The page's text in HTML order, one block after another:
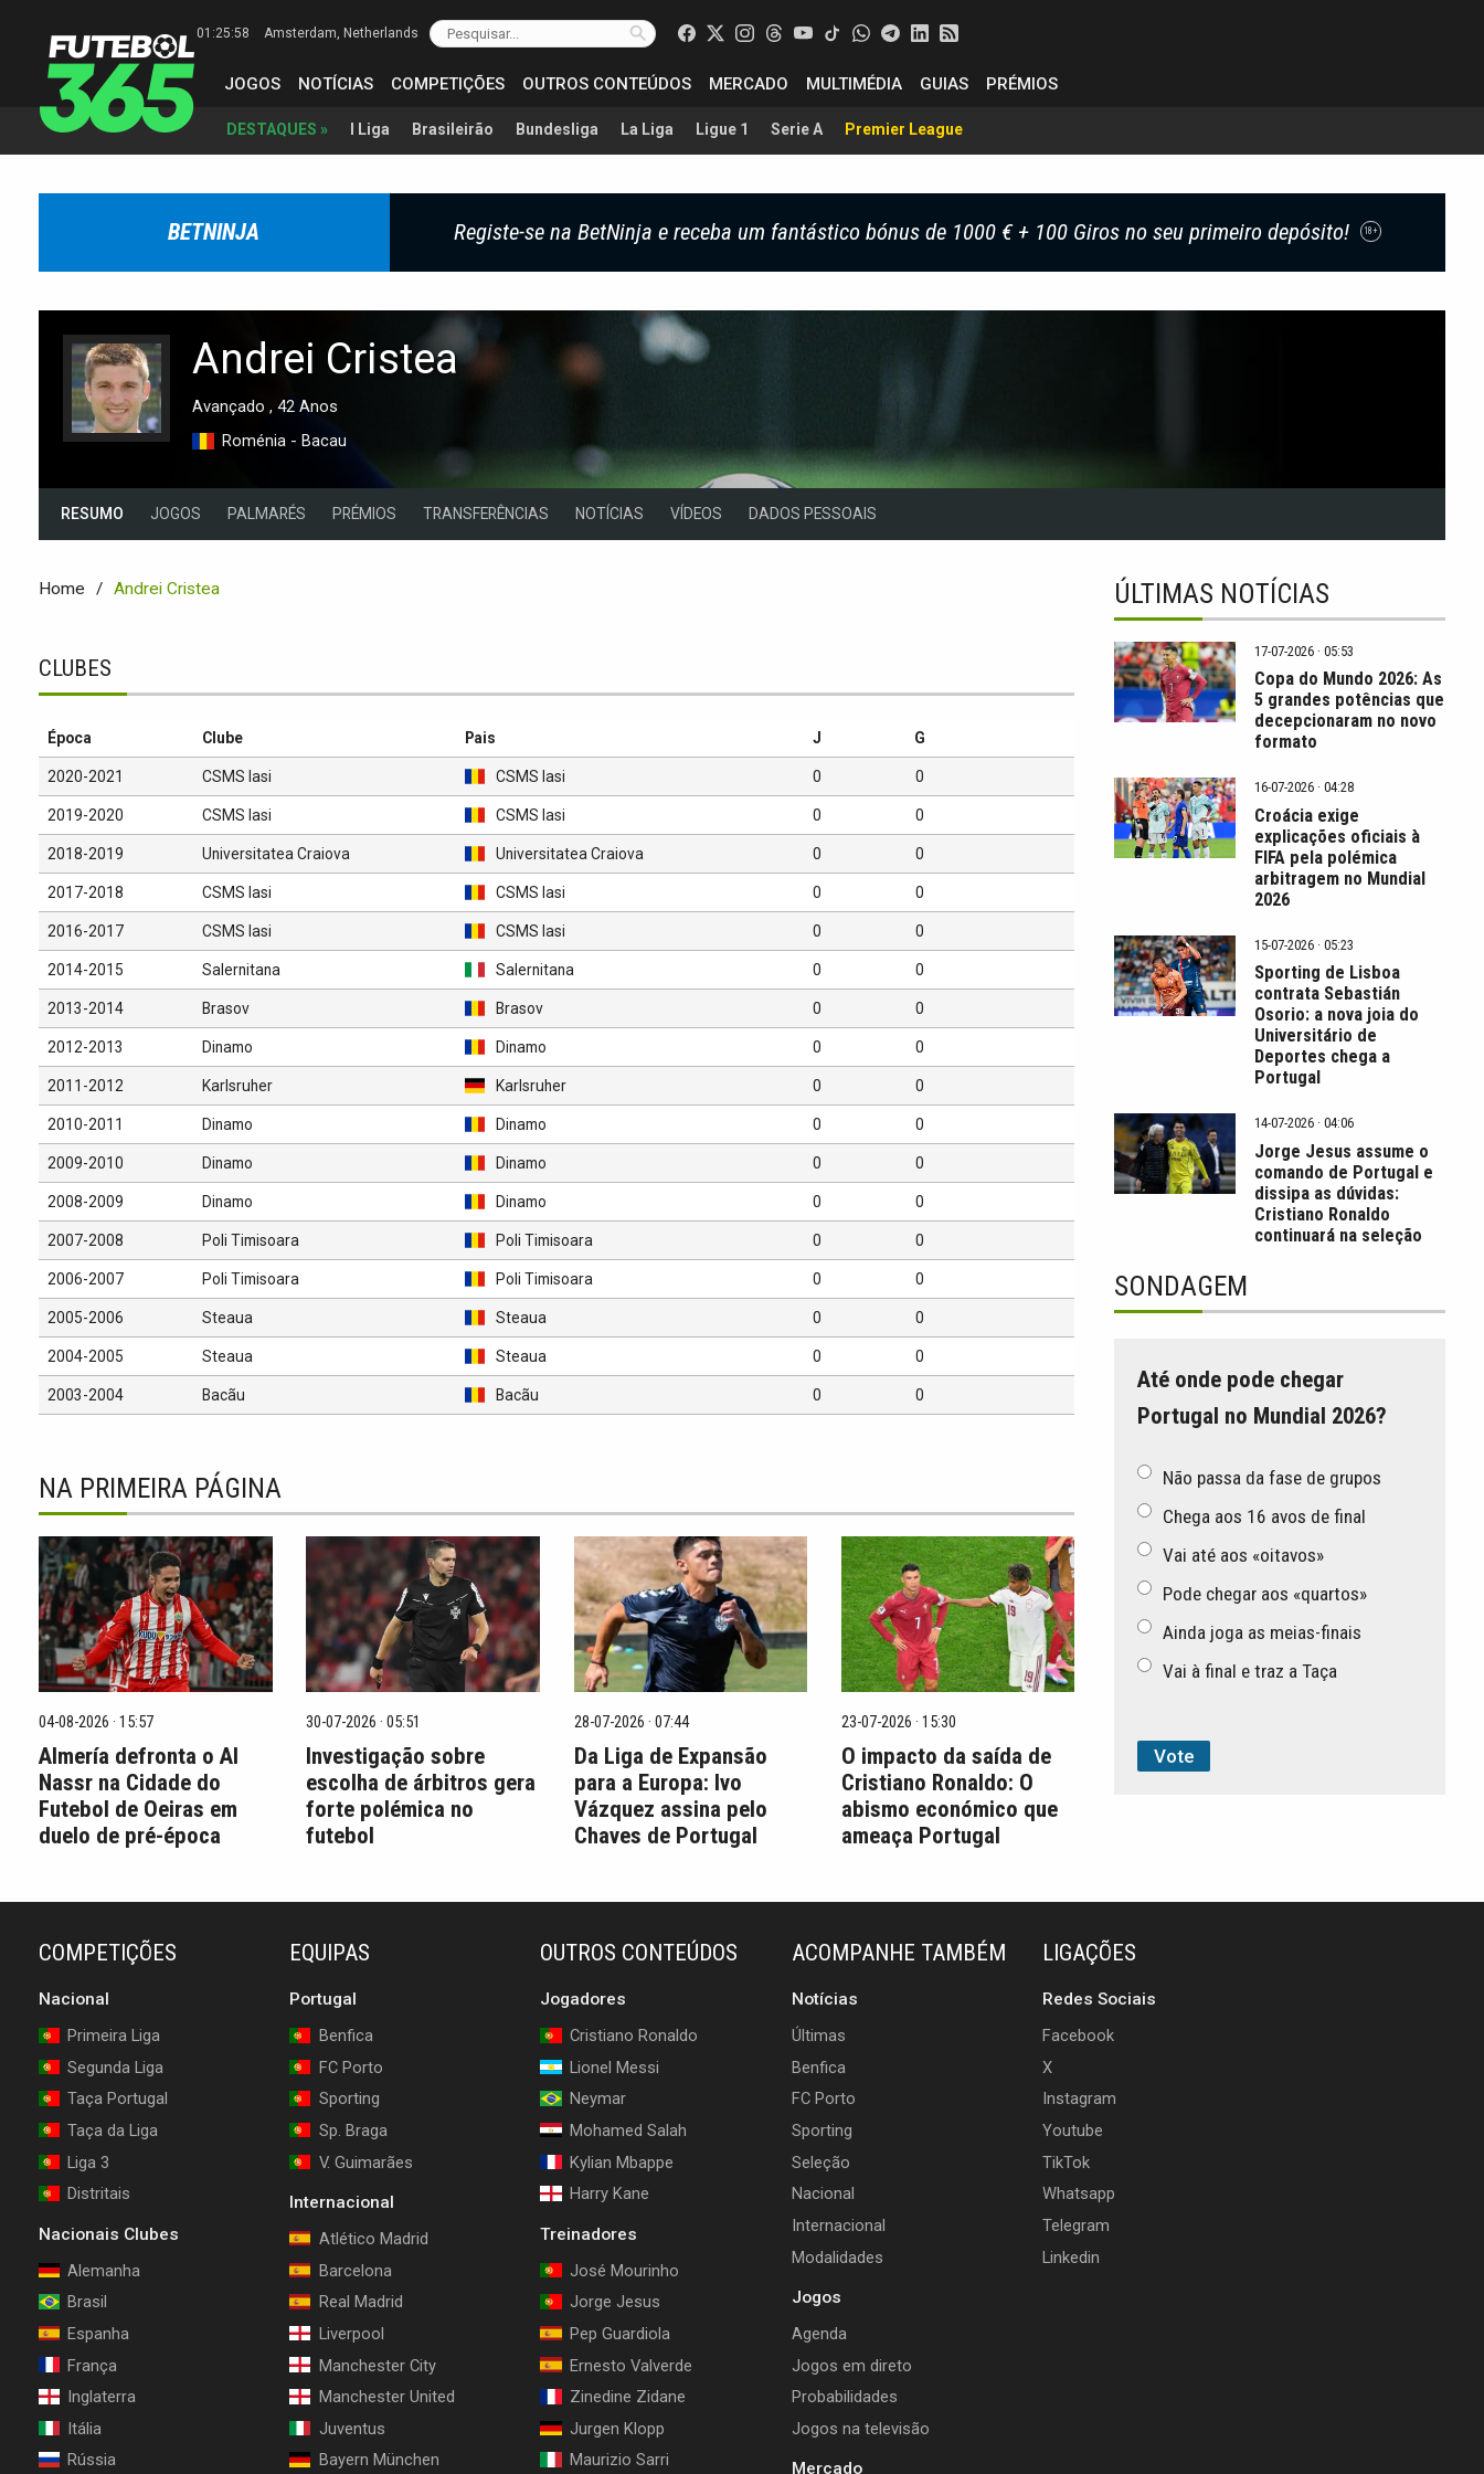
01:25:59 Amsterdam, Netherlands
JOGOS NOTÍCIAS COMPETIÇÕES OUTROS CONTEÚDOS MERCADO MULTIMÉDIA GUIAS PRÉMIOS
DESTAQUES » I Liga Brasileirão Bundesliga La Liga Ligue 1 Serie A Premier League
BETNINJA Registe-se na BetNinja e receba um fantástico bónus de 1000 € + 100 Giros no seu primeiro depósito! 18+
Andrei Cristea
Avançado , 42 Anos
Roménia - Bacau
RESUMO JOGOS PALMARÉS PRÉMIOS TRANSFERÊNCIAS NOTÍCIAS VÍDEOS DADOS PESSOAIS
Home Andrei Cristea
CLUBES
Época Clube Pais J G
2020-2021 CSMS Iasi CSMS Iasi 0 0
2019-2020 CSMS Iasi CSMS Iasi 0 0
2018-2019 Universitatea Craiova Universitatea Craiova 0 0
2017-2018 CSMS Iasi CSMS Iasi 0 0
2016-2017 CSMS Iasi CSMS Iasi 0 0
2014-2015 Salernitana Salernitana 0 0
2013-2014 Brasov Brasov 0 0
2012-2013 Dinamo Dinamo 0 0
2011-2012 Karlsruher Karlsruher 0 0
2010-2011 Dinamo Dinamo 0 0
2009-2010 Dinamo Dinamo 0 0
2008-2009 Dinamo Dinamo 0 0
2007-2008 Poli Timisoara Poli Timisoara 0 0
2006-2007 Poli Timisoara Poli Timisoara 0 0
2005-2006 Steaua Steaua 0 0
2004-2005 Steaua Steaua 0 0
2003-2004 Bacãu Bacãu 0 0
NA PRIMEIRA PÁGINA
04-08-2026 · 15:57
Almería defronta o Al
Nassr na Cidade do
Futebol de Oeiras em
duelo de pré-época
30-07-2026 · 05:51
Investigação sobre
escolha de árbitros gera
forte polémica no
futebol
28-07-2026 · 07:44
Da Liga de Expansão
para a Europa: Ivo
Vázquez assina pelo
Chaves de Portugal
23-07-2026 · 15:30
O impacto da saída de
Cristiano Ronaldo: O
abismo económico que
ameaça Portugal
ÚLTIMAS NOTÍCIAS
17-07-2026 · 05:53
Copa do Mundo 2026: As
5 grandes potências que
decepcionaram no novo
formato
16-07-2026 · 04:28
Croácia exige
explicações oficiais à
FIFA pela polémica
arbitragem no Mundial
2026
15-07-2026 · 05:23
Sporting de Lisboa
contrata Sebastián
Osorio: a nova joia do
Universitário de
Deportes chega a
Portugal
14-07-2026 · 04:06
Jorge Jesus assume o
comando de Portugal e
dissipa as dúvidas:
Cristiano Ronaldo
continuará na seleção
SONDAGEM
Até onde pode chegar
Portugal no Mundial 2026?
Não passa da fase de grupos
Chega aos 16 avos de final
Vai até aos «oitavos»
Pode chegar aos «quartos»
Ainda joga as meias-finais
Vai à final e traz a Taça
COMPETIÇÕES
Nacional
Primeira Liga
Segunda Liga
Taça Portugal
Taça da Liga
Liga 3
Distritais
Nacionais Clubes
Alemanha
Brasil
Espanha
França
Inglaterra
Itália
Rússia
EQUIPAS
Portugal
Benfica
FC Porto
Sporting
Sp. Braga
V. Guimarães
Internacional
Atlético Madrid
Barcelona
Real Madrid
Liverpool
Manchester City
Manchester United
Juventus
Bayern München
OUTROS CONTEÚDOS
Jogadores
Cristiano Ronaldo
Lionel Messi
Neymar
Mohamed Salah
Kylian Mbappe
Harry Kane
Treinadores
José Mourinho
Jorge Jesus
Pep Guardiola
Ernesto Valverde
Zinedine Zidane
Jurgen Klopp
Maurizio Sarri
ACOMPANHE TAMBÉM
Notícias
Últimas
Benfica
FC Porto
Sporting
Seleção
Nacional
Internacional
Modalidades
Jogos
Agenda
Jogos em direto
Probabilidades
Jogos na televisão
Mercado
LIGAÇÕES
Redes Sociais
Facebook
X
Instagram
Youtube
TikTok
Whatsapp
Telegram
Linkedin